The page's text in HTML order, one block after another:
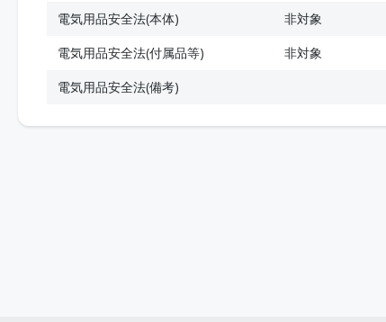
電気用品安全法(本体)
非対象
電気用品安全法(付属品等)
非対象
電気用品安全法(備考)